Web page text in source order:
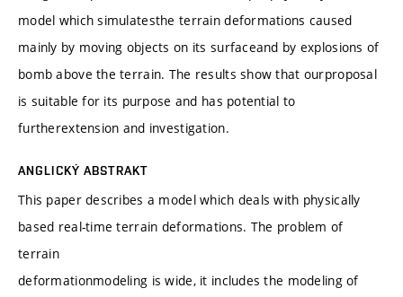
model which simulatesthe terrain deformations caused
mainly by moving objects on its surfaceand by explosions of
bomb above the terrain. The results show that ourproposal
is suitable for its purpose and has potential to
furtherextension and investigation.
ANGLICKÝ ABSTRAKT
This paper describes a model which deals with physically
based real-time terrain deformations. The problem of
terrain
deformationmodeling is wide, it includes the modeling of